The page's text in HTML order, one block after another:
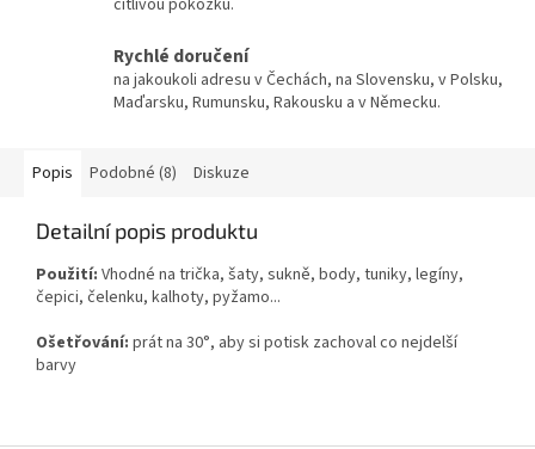
citlivou pokožku.
Rychlé doručení
na jakoukoli adresu v Čechách, na Slovensku, v Polsku,
Maďarsku, Rumunsku, Rakousku a v Německu.
Popis Podobné (8) Diskuze
Detailní popis produktu
Použití: Vhodné na trička, šaty, sukně, body, tuniky, legíny,
čepici, čelenku, kalhoty, pyžamo...
Ošetřování: prát na 30°, aby si potisk zachoval co nejdelší
barvy